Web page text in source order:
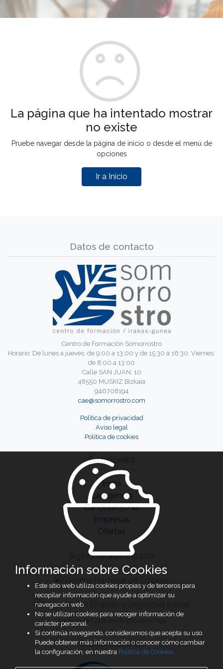
La página que ha intentado mostrar
no existe
Pruebe navegar desde la página de inicio o desde el menú de
opciones
Ir a Inicio
Datos de contacto
Centro de Formación Somorrostro
Horario: De lunes a jueves: de 9:00 a 13:00 y de 15:30 a 16:30. Viernes:
de 8:00 a 13:00
Calle SAN JUAN, 10
48550 MUSKIZ Bizkaia
946708194
cae@somorrostro.com
Política de privacidad
Aviso legal
Política de cookies
Secciones
Inicio
La Agencia
Candidatos/as
Empresas
Ofertas
Agencia autorizada
Agencia de Colocación 1600000091
Colaboradores
Información sobre Cookies
Este sitio web utiliza cookies propias y de terceros para
recopilar información que ayude a optimizar su
navegación web.
No se utilizan cookies para recoger información de
carácter personal.
Si continúa navegando, consideramos que acepta su uso.
Puede obtener más información o conocer cómo cambiar
la configuración, en nuestra Política de Cookies.